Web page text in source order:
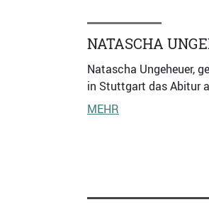
NATASCHA
Natascha Ungeheuer,
in Stuttgart das Abitur
MEHR